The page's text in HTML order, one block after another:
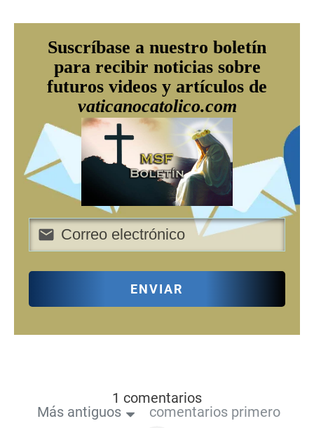
Suscríbase a nuestro boletín
para recibir noticias sobre
futuros videos y artículos de
vaticanocatolico.com
ENVIAR
1 comentarios
Más antiguos
comentarios primero